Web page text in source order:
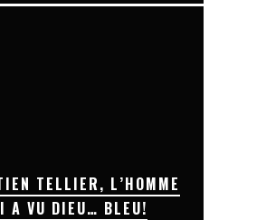
TELLIER, L’HOMME
A VU DIEU… BLEU!